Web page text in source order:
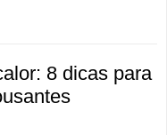
8 dicas para